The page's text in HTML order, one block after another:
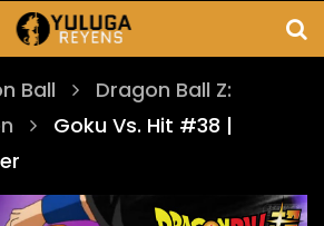
Ball
Dragon Ball Z:
Goku Vs. Hit #38 |